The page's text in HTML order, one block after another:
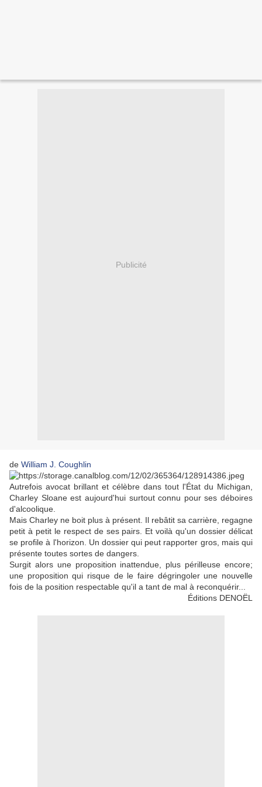
Publicité
de William J. Coughlin
Autrefois avocat brillant et célèbre dans tout l'État du Michigan,
Charley Sloane est aujourd'hui surtout connu pour ses déboires
d'alcoolique.
Mais Charley ne boit plus à présent. Il rebâtit sa carrière, regagne
petit à petit le respect de ses pairs. Et voilà qu'un dossier délicat
se profile à l'horizon. Un dossier qui peut rapporter gros, mais qui
présente toutes sortes de dangers.
Surgit alors une proposition inattendue, plus périlleuse encore;
une proposition qui risque de le faire dégringoler une nouvelle
fois de la position respectable qu'il a tant de mal à reconquérir...
Éditions DENOËL